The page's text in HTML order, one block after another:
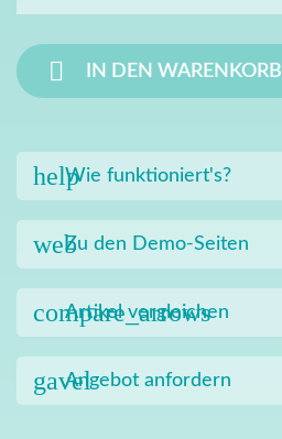
 IN DEN WARENKORB
helpWie funktioniert's?
webZu den Demo-Seiten
compare_arrows
Artikel vergleichen
gavelAngebot anfordern